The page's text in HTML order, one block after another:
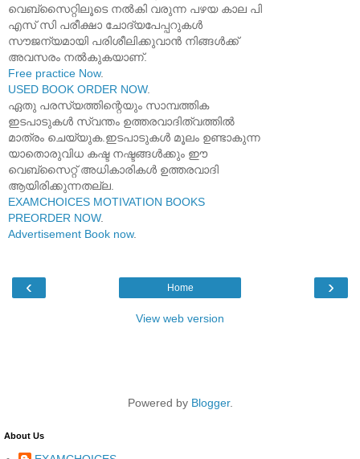
വെബ്സൈറ്റിലൂടെ നൽകി വരുന്ന പഴയ കാല പി
എസ് സി പരീക്ഷാ ചോദ്യപേപ്പറുകൾ
സൗജന്യമായി പരിശീലിക്കുവാൻ നിങ്ങൾക്ക്
അവസരം നൽകുകയാണ്.
Free practice Now.
USED BOOK ORDER NOW.
ഏതു പരസ്യത്തിന്റെയും സാമ്പത്തിക
ഇടപാടുകൾ സ്വന്തം ഉത്തരവാദിത്വത്തിൽ
മാത്രം ചെയ്യുക.ഇടപാടുകൾ മൂലം ഉണ്ടാകുന്ന
യാതൊരുവിധ കഷ്ട നഷ്ടങ്ങൾക്കും ഈ
വെബ്സൈറ്റ് അധികാരികൾ ഉത്തരവാദി
ആയിരിക്കുന്നതല്ല.
EXAMCHOICES MOTIVATION BOOKS
PREORDER NOW.
Advertisement Book now.
‹ ›
Home
View web version
Powered by Blogger.
About Us